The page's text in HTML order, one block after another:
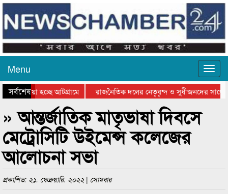
Menu
সর্বশেষ
যাওয়া হচ্ছে আটগ্রামে
রাজনৈতিক দলের নেতৃবৃন্দ ও সুধীজনদের সাথে
পুরস্কার বিতরণ সম্পন্ন
সিলেটে বাংলাদেশ গ্রুপ থিয়েটার
» আন্তর্জাতিক মাতৃভাষা দিবসে
মেট্রোসিটি উইমেন্স কলেজের
আলোচনা সভা
প্রকাশিত: ২১. ফেব্রুয়ারি. ২০২২ | সোমবার